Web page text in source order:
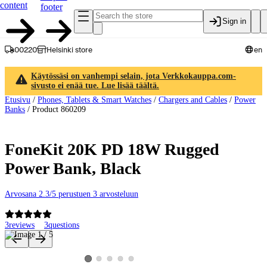
content
footer
Sign in
00220 Helsinki store en
Käytössäsi on vanhempi selain, jota Verkkokauppa.com-
sivusto ei enää tue. Lue lisää täältä.
Etusivu / Phones, Tablets & Smart Watches / Chargers and Cables / Power
Banks / Product 860209
FoneKit 20K PD 18W Rugged
Power Bank, Black
Arvosana 2.3/5 perustuen 3 arvosteluun
3reviews 3questions
Product images and videos
View product image 1
View product image 2
View product image 3
View product image 4
View product image 5